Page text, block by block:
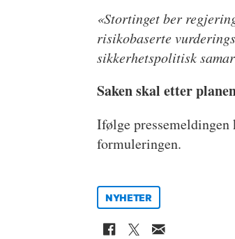
«Stortinget ber
risikobaserte
sikkerhetspolitisk
Saken skal etter
Ifølge
formuleringen.
NYHETER